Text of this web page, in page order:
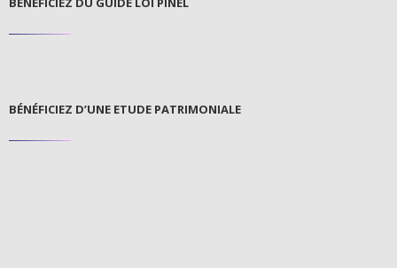
BÉNÉFICIEZ D’UNE ETUDE PATRIMONIALE